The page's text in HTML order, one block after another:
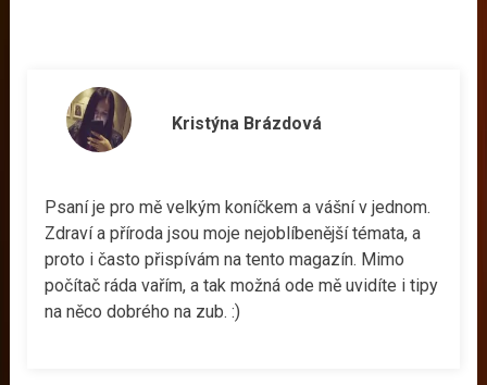
Kristýna Brázdová
Psaní je pro mě velkým koníčkem a vášní v jednom.
Zdraví a příroda jsou moje nejoblíbenější témata, a
proto i často přispívám na tento magazín. Mimo
počítač ráda vařím, a tak možná ode mě uvidíte i tipy
na něco dobrého na zub. :)